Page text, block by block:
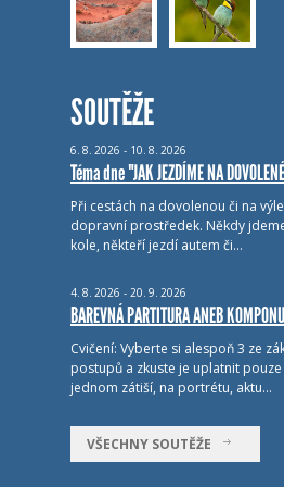
SOUTĚŽE
6. 8. 2026 - 10. 8. 2026
Téma dne "JAK JEZDÍME NA
Při cestách na dovolenou či na
dopravní prostředek. Někdy
kole, někteří jezdí autem či…
4. 8. 2026 - 20. 9. 2026
BAREVNÁ PARTITURA ANEB
Cvičení: Vyberte si alespoň 3 ze
postupů a zkuste je uplatnit
jednom zátiší, na portrétu, aktu…
VŠECHNY SOUTĚŽE